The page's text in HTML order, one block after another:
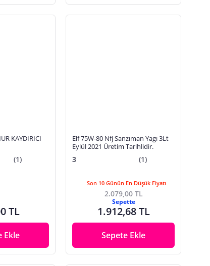
KAYDIRICI
(1)
TL
Ekle
Elf 75W-80 Nfj Sanzıman Yagı 3Lt
Eylül 2021 Üretim Tarihlidir.
3 (1)
Son 10 Günün En Düşük Fiyatı
2.079,00 TL
Sepette
1.912,68 TL
Sepete Ekle